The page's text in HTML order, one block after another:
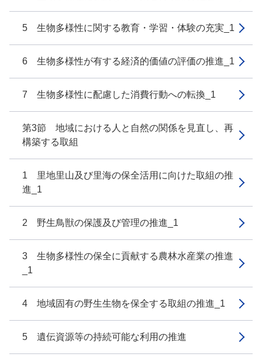
5 生物多様性に関する教育・学習・体験の充実_1
6 生物多様性が有する経済的価値の評価の推進_1
7 生物多様性に配慮した消費行動への転換_1
第3節 地域における人と自然の関係を見直し、再
構築する取組
1 里地里山及び里海の保全活用に向けた取組の推
進_1
2 野生鳥獣の保護及び管理の推進_1
3 生物多様性の保全に貢献する農林水産業の推進
_1
4 地域固有の野生生物を保全する取組の推進_1
5 遺伝資源等の持続可能な利用の推進